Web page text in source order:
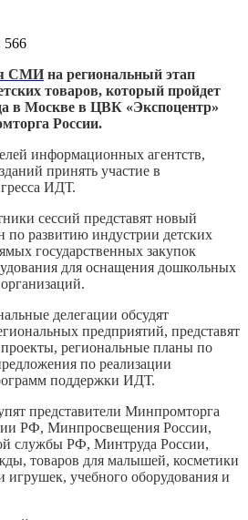
566
СМИ на региональный этап
товаров, который пройдет
в Москве в ЦВК «Экспоцентр»
России.
информационных агентств,
принять участие в
ИДТ.
сессий представят новый
по развитию индустрии детских
государственных закупок
для оснащения дошкольных
делегации обсудят
предприятий, представят
региональные планы по
по реализации
поддержки ИДТ.
представители Минпромторга
РФ, Минпросвещения России,
службы РФ, Минтруда России,
товаров для малышей, косметики
игрушек, учебного оборудования и